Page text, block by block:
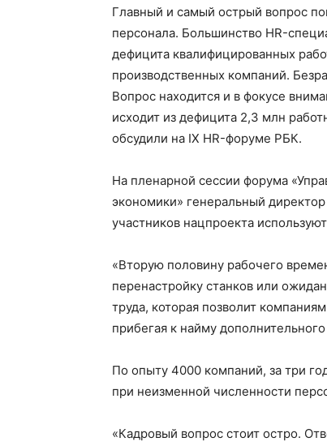
Главный и самый острый вопрос
персонала. Большинство HR-
дефицита квалифицированных
производственных компаний.
Вопрос находится и в фокусе
исходит из дефицита 2,3 млн
обсудили на IX HR-форуме РБК.
На пленарной сессии форума
экономики» генеральный
участников нацпроекта
«Вторую половину рабочего
перенастройку станков или
труда, которая позволит
прибегая к найму
По опыту 4000 компаний, за три
при неизменной численности
«Кадровый вопрос стоит остро.